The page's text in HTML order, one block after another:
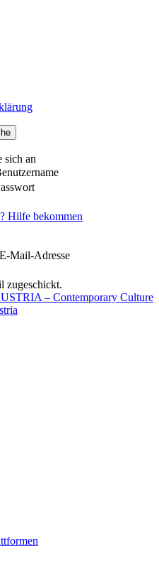
sich an
Hilfe bekommen
Mail-Adresse
zugeschickt.
– Contemporary Culture